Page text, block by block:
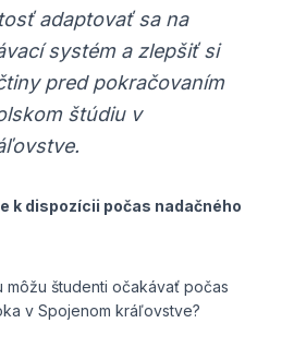
adaptovať sa na
systém a zlepšiť si
pred pokračovaním
štúdiu v
k dispozícii počas nadačného
môžu študenti očakávať počas
v Spojenom kráľovstve?